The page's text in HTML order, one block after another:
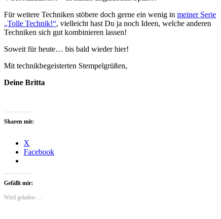
Für weitere Techniken stöbere doch gerne ein wenig in meiner Serie
„Tolle Technik!“, vielleicht hast Du ja noch Ideen, welche anderen
Techniken sich gut kombinieren lassen!
Soweit für heute… bis bald wieder hier!
Mit technikbegeisterten Stempelgrüßen,
Deine Britta
Sharen mit:
X
Facebook
Gefällt mir:
Wird geladen …